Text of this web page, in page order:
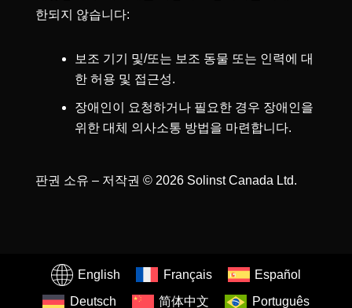
한되지 않습니다:
보조 기기 및/또는 보조 동물 또는 인력에 대
한 허용 및 접근성.
장애인이 요청하거나 필요한 경우 장애인을
위한 대체 의사소통 방법을 마련합니다.
판권 소유 – 저작권 © 2026 Solinst Canada Ltd.
English Français Español
Deutsch 简体中文 Português